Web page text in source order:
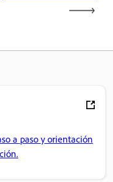
a paso y orientación